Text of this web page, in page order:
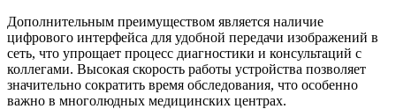
Дополнительным преимуществом является наличие
цифрового интерфейса для удобной передачи изображений в
сеть, что упрощает процесс диагностики и консультаций с
коллегами. Высокая скорость работы устройства позволяет
значительно сократить время обследования, что особенно
важно в многолюдных медицинских центрах.